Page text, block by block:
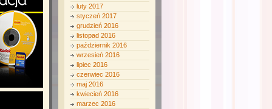
luty 2017
styczeń 2017
grudzień 2016
listopad 2016
październik 2016
wrzesień 2016
lipiec 2016
czerwiec 2016
maj 2016
kwiecień 2016
marzec 2016